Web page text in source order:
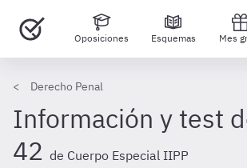
Oposiciones Esquemas Mes
Derecho Penal
Información y test
42 de Cuerpo Especial IIPP